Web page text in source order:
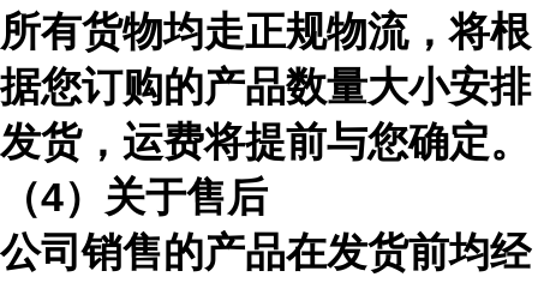
所有货物均走正规物流，将根
据您订购的产品数量大小安排
发货，运费将提前与您确定。
（4）关于售后
公司销售的产品在发货前均经